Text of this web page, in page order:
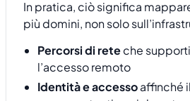
In pratica, ciò significa
più domini, non solo
Percorsi di reteche
l’accesso remoto
Identità e accessoaffinché